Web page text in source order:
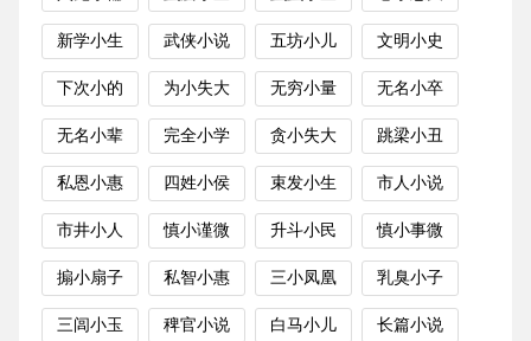
新学小生 武侠小说 五坊小儿 文明小史
下次小的 为小失大 无穷小量 无名小卒
无名小辈 完全小学 贪小失大 跳梁小丑
私恩小惠 四姓小侯 束发小生 市人小说
市井小人 慎小谨微 升斗小民 慎小事微
搧小扇子 私智小惠 三小凤凰 乳臭小子
三闾小玉 稗官小说 白马小儿 长篇小说